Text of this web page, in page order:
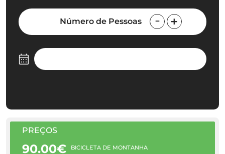
Número de Pessoas
PREÇOS
90.00€ BICICLETA DE MONTANHA